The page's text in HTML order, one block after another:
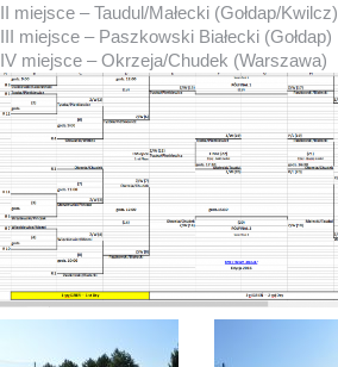
II miejsce – Taudul/Małecki (Gołdap/Kwilcz)
III miejsce – Paszkowski Białecki (Gołdap)
IV miejsce – Okrzeja/Chudek (Warszawa)